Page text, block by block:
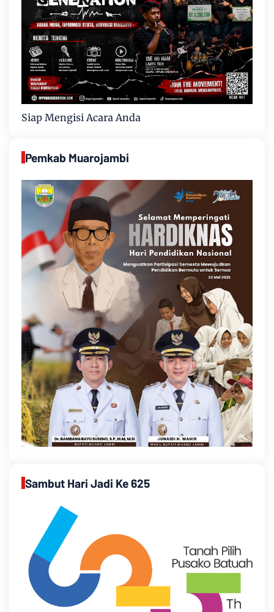
Siap Mengisi Acara Anda
Pemkab Muarojambi
Sambut Hari Jadi Ke 625